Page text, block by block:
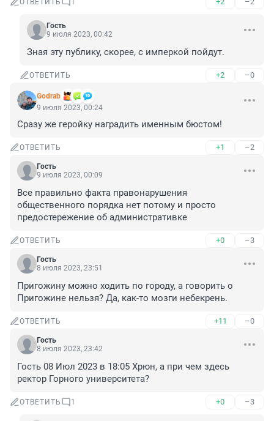
ОТВЕТИТЬ 1
Гость
9 июля 2023, 00:42
Зная эту публику, скорее, с имперкой пойдут.
ОТВЕТИТЬ +2 –0
Godrab
9 июля 2023, 00:24
Сразу же геройку наградить именным бюстом!
ОТВЕТИТЬ +1 –2
Гость
9 июля 2023, 00:09
Все правильно факта правонарушения
общественного порядка нет потому и просто
предостережение об административке
ОТВЕТИТЬ +0 –3
Гость
8 июля 2023, 23:51
Пригожину можно ходить по городу, а говорить о
Пригожине нельзя? Да, как-то мозги небекрень.
ОТВЕТИТЬ +11 –0
Гость
8 июля 2023, 23:42
Гость 08 Июл 2023 в 18:05 Хрюн, а при чем здесь
ректор Горного университета?
ОТВЕТИТЬ 1 +0 –3